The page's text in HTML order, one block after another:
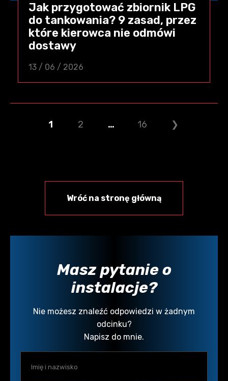
Jak przygotować zbiornik LPG
do tankowania? 9 zasad, przez
które kierowca nie odmówi
dostawy
13 / 06 / 2026
wpisów
1 2 … 16 ❯
Wróć na stronę główną
Masz pytanie o
instalacje?
Nie możesz znaleźć odpowiedzi w żadnym
odcinku?
Napisz do mnie.